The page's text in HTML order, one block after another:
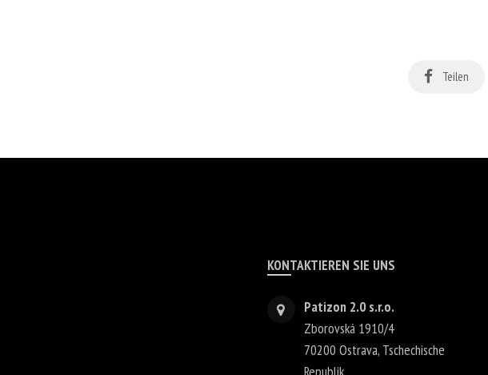
Teilen
KONTAKTIEREN SIE UNS
Patizon 2.0 s.r.o.
Zborovská 1910/4
70200Ostrava, Tschechische
Republik